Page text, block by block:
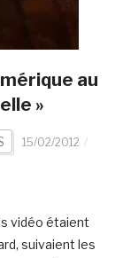
au
»
15/02/2012
vidéo étaient
suivaient les